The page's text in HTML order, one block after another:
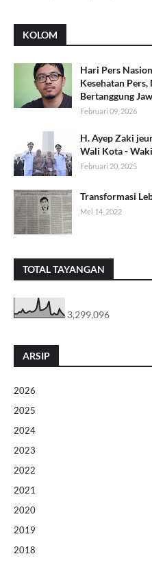
KOLOM
Hari Pers
Kesehatan
Bertanggung
Februari 09, 2026
H. Ayep Zaki
Wali Kota -
Februari 20, 2025
Transformasi
Mei 14, 2022
TOTAL TAYANGAN
3,299,096
ARSIP
2026
2025
2024
2023
2022
2021
2020
2019
2018